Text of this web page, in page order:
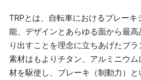
TRPとは、自転車におけるブレーキ
能、デザインとあらゆる面から最
り出すことを理念に立ちあげたブ
素材はもよりチタン、アルミニウ
材を駆使し、ブレーキ（制動力）と